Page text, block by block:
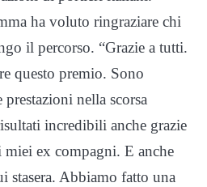
ha voluto ringraziare chi
il percorso. “Grazie a tutti.
questo premio. Sono
nella scorsa
incredibili anche grazie
miei ex compagni. E anche
stasera. Abbiamo fatto una